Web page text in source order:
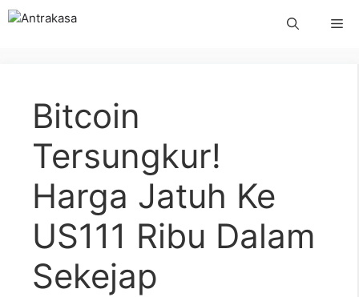
Langsung
Bitcoin
Tersungkur!
Harga Jatuh Ke
US111 Ribu Dalam
Sekejap